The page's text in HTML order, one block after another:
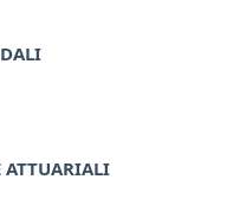
ATTUARIALI